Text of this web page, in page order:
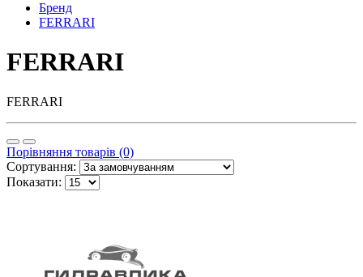
Бренд
FERRARI
FERRARI
FERRARI
Порівняння товарів (0)
Сортування:
Показати: